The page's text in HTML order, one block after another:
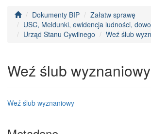
Dokumenty BIP
Załatw sprawę
USC, Meldunki, ewidencja ludności,
Urząd Stanu Cywilnego
Weź ślub
Weź ślub wyznaniowy
Weź ślub wyznaniowy